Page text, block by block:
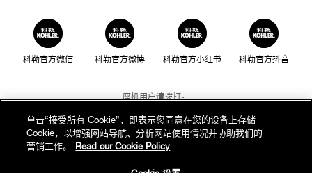
科勒官方微信 科勒官方微博 科勒官方小红书 科勒官方抖音
座机用户请拨打：
800-820-2628
手机用户请拨打：
400-820-2628
单击“接受所有 Cookie”，即表示您同意在您的设备上存储
Cookie，以增强网站导航、分析网站使用情况并协助我们的
营销工作。
Read our Cookie Policy